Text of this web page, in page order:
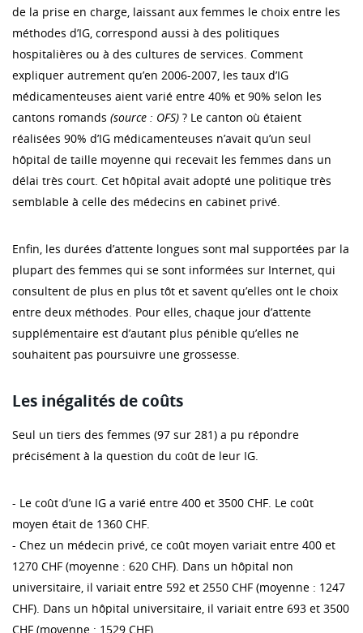
de la prise en charge, laissant aux femmes le choix entre les
méthodes d’IG, correspond aussi à des politiques
hospitalières ou à des cultures de services. Comment
expliquer autrement qu’en 2006-2007, les taux d’IG
médicamenteuses aient varié entre 40% et 90% selon les
cantons romands (source : OFS) ? Le canton où étaient
réalisées 90% d’IG médicamenteuses n’avait qu’un seul
hôpital de taille moyenne qui recevait les femmes dans un
délai très court. Cet hôpital avait adopté une politique très
semblable à celle des médecins en cabinet privé.
Enfin, les durées d’attente longues sont mal supportées par la
plupart des femmes qui se sont informées sur Internet, qui
consultent de plus en plus tôt et savent qu’elles ont le choix
entre deux méthodes. Pour elles, chaque jour d’attente
supplémentaire est d’autant plus pénible qu’elles ne
souhaitent pas poursuivre une grossesse.
Les inégalités de coûts
Seul un tiers des femmes (97 sur 281) a pu répondre
précisément à la question du coût de leur IG.
- Le coût d’une IG a varié entre 400 et 3500 CHF. Le coût
moyen était de 1360 CHF.
- Chez un médecin privé, ce coût moyen variait entre 400 et
1270 CHF (moyenne : 620 CHF). Dans un hôpital non
universitaire, il variait entre 592 et 2550 CHF (moyenne : 1247
CHF). Dans un hôpital universitaire, il variait entre 693 et 3500
CHF (moyenne : 1529 CHF).